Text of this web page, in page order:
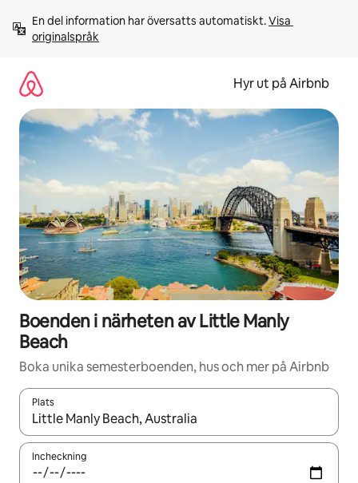
innehåll
En del information har översatts automatiskt. Visa
originalspråk
Hyr ut på Airbnb
Boenden i närheten av Little Manly
Beach
Boka unika semesterboenden, hus och mer på Airbnb
Plats
När resultaten är tillgängliga kan du navigera med upp- och
Incheckning